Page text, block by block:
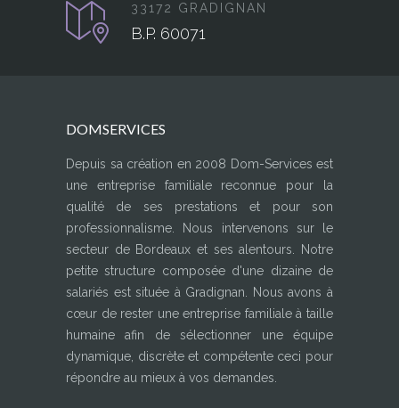
33172 GRADIGNAN
B.P. 60071
DOMSERVICES
Depuis sa création en 2008 Dom-Services est
une entreprise familiale reconnue pour la
qualité de ses prestations et pour son
professionnalisme. Nous intervenons sur le
secteur de Bordeaux et ses alentours. Notre
petite structure composée d'une dizaine de
salariés est située à Gradignan. Nous avons à
cœur de rester une entreprise familiale à taille
humaine afin de sélectionner une équipe
dynamique, discrète et compétente ceci pour
répondre au mieux à vos demandes.